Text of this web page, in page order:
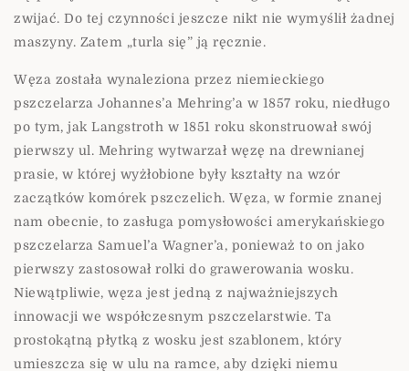
zwijać. Do tej czynności jeszcze nikt nie wymyślił żadnej
maszyny. Zatem „turla się” ją ręcznie.
Węza została wynaleziona przez niemieckiego
pszczelarza Johannes’a Mehring’a w 1857 roku, niedługo
po tym, jak Langstroth w 1851 roku skonstruował swój
pierwszy ul. Mehring wytwarzał węzę na drewnianej
prasie, w której wyżłobione były kształty na wzór
zaczątków komórek pszczelich. Węza, w formie znanej
nam obecnie, to zasługa pomysłowości amerykańskiego
pszczelarza Samuel’a Wagner’a, ponieważ to on jako
pierwszy zastosował rolki do grawerowania wosku.
Niewątpliwie, węza jest jedną z najważniejszych
innowacji we współczesnym pszczelarstwie. Ta
prostokątną płytką z wosku jest szablonem, który
umieszcza się w ulu na ramce, aby dzięki niemu